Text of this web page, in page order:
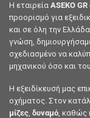
Η εταιρεία ASEKO
προορισμό για
και σε όλη την
γνώση,
σχεδιασμένο να
μηχανικού όσο και
Η εξειδίκευσή μας
οχήματος. Στον
μίζες, δυναμό, καθώς